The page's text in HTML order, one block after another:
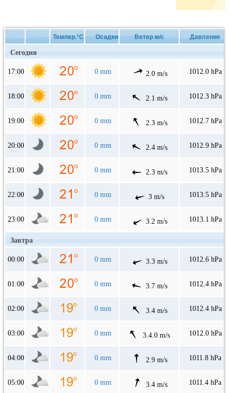
Темпер.°C Осадки Ветер м/с Давление
Сегодня
17:00 0 mm 2.0 m/s 1012.0 hPa
18:00 0 mm 2.1 m/s 1012.3 hPa
19:00 0 mm 2.3 m/s 1012.7 hPa
20:00 0 mm 2.4 m/s 1012.9 hPa
21:00 0 mm 2.3 m/s 1013.5 hPa
22:00 0 mm 3 m/s 1013.5 hPa
23:00 0 mm 3.2 m/s 1013.1 hPa
Завтра
00:00 0 mm 3.3 m/s 1012.6 hPa
01:00 0 mm 3.7 m/s 1012.4 hPa
02:00 0 mm 3.4 m/s 1012.4 hPa
03:00 0 mm 3.4.0 m/s 1012.0 hPa
04:00 0 mm 2.9 m/s 1011.8 hPa
05:00 0 mm 3.4 m/s 1011.4 hPa